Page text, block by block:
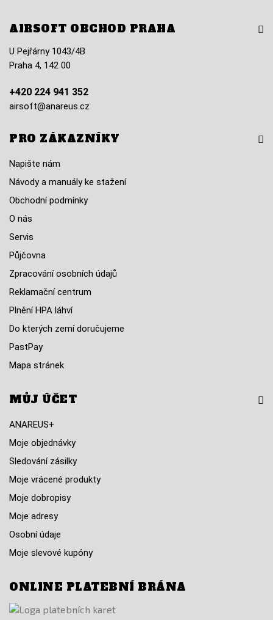
AIRSOFT OBCHOD PRAHA
U Pejřárny 1043/4B
Praha 4, 142 00
+420 224 941 352
airsoft@anareus.cz
PRO ZÁKAZNÍKY
Napište nám
Návody a manuály ke stažení
Obchodní podmínky
O nás
Servis
Půjčovna
Zpracování osobních údajů
Reklamační centrum
Plnění HPA láhví
Do kterých zemí doručujeme
PastPay
Mapa stránek
MŮJ ÚČET
ANAREUS+
Moje objednávky
Sledování zásilky
Moje vrácené produkty
Moje dobropisy
Moje adresy
Osobní údaje
Moje slevové kupóny
ONLINE PLATEBNÍ BRÁNA